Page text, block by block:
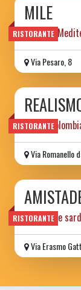
RISTORANTE
MILE
Creative
Via Pesaro, 8
RISTORANTE
cucina
Via Romanello
RISTORANTE
ristorante
Via Erasmo